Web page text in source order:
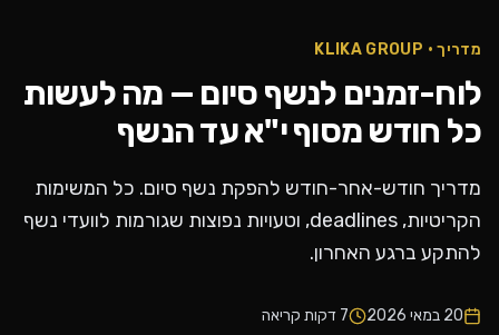
אנחנו
הנשפים
שלנו
ביקורות
בלוג
צור
•
KLIKA
מדריך · KLIKA GROUP
לוח-זמנים לנשף סיום — מה לעשות
כל חודש מסוף י"א עד הנשף
מדריך חודש-אחר-חודש להפקת נשף סיום. כל המשימות
הקריטיות, deadlines, וטעויות נפוצות שגורמות לוועדי נשף
להתקע ברגע האחרון.
20 במאי 2026 7 דקות קריאה